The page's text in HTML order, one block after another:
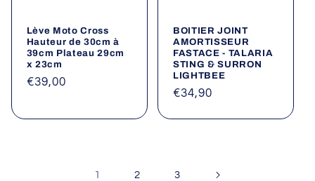
Lève Moto Cross
Hauteur de 30cm à
39cm Plateau 29cm
x 23cm
Prix
€39,00
BOITIER JOINT
AMORTISSEUR
FASTACE - TALARIA
STING & SURRON
LIGHTBEE
Prix
€34,90
1 2 3